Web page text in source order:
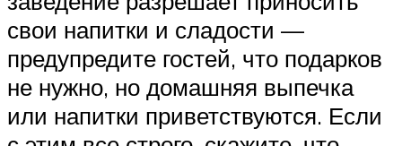
свои напитки и сладости —
предупредите гостей, что подарков
не нужно, но домашняя выпечка
или напитки приветствуются. Если